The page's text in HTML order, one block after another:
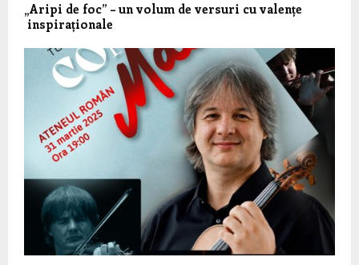
„Aripi de foc” – un volum de versuri cu valențe
inspiraționale